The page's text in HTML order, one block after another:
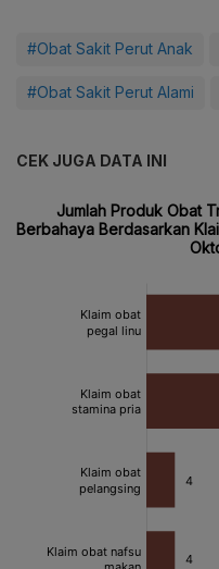
#Obat Sakit Perut Anak
#Obat Sakit Perut Alami
CEK JUGA DATA INI